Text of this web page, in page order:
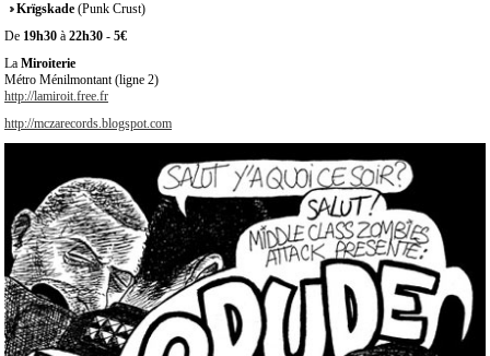
Annoncer
un
évènement
propos
Krïgskade (Punk Crust)
De 19h30 à 22h30 - 5€
La Miroiterie
Métro Ménilmontant (ligne 2)
http://lamiroit.free.fr
http://mczarecords.blogspot.com